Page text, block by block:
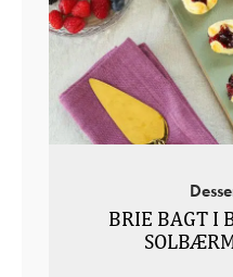
BRIE BAGT I